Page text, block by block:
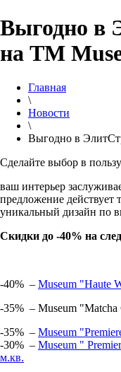
Выгодно в
на ТМ
Главная
\
Новости
\
Выгодно в
Сделайте выбор в
ваш интерьер
предложение действует
уникальный дизайн по
Скидки до -40% на
-40% – Museum "Haute
-35% – Museum "Matcha
-35% – Museum
-30% – Museum "
м.кв.